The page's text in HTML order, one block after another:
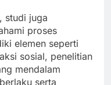
studi juga
proses
elemen seperti
sosial, penelitian
mendalam
serta